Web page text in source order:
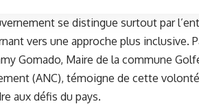
se distingue surtout par
vers une approche plus inclusive.
Gomado, Maire de la commune
(ANC), témoigne de cette
aux défis du pays.